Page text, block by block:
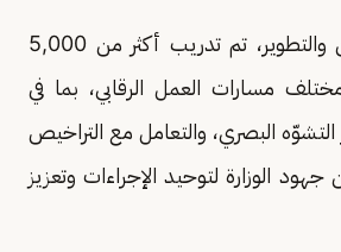
وعلى صعيد التمكين والتطوير، تم تدريب أكثر من 5,000
مسارات العمل الرقابي، بما في
البصري، والتعامل مع التراخيص
الوزارة لتوحيد الإجراءات وتعزيز